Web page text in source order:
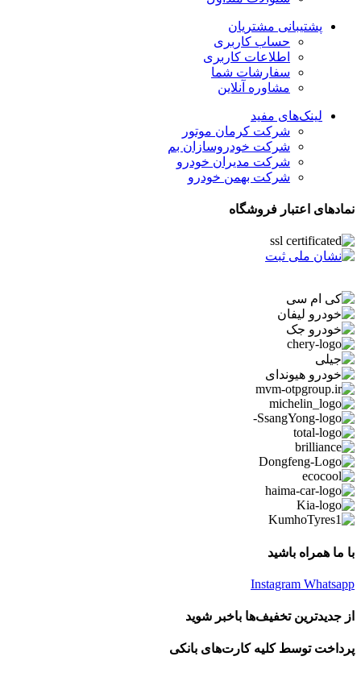
پشتیبانی مشتریان
حساب کاربری
اطلاعات کاربری
سفارشات شما
مشاوره آنلاین
لینک‌های مفید
شرکت کرمان موتور
شرکت خودروسازان بم
شرکت مدیران خودرو
شرکت بهمن خودرو
نمادهای اعتبار فروشگاه
با ما همراه باشید
Instagram Whatsapp
از جدیدترین تخفیف‌ها باخبر شوید
پرداخت توسط کلیه کارت‌های بانکی